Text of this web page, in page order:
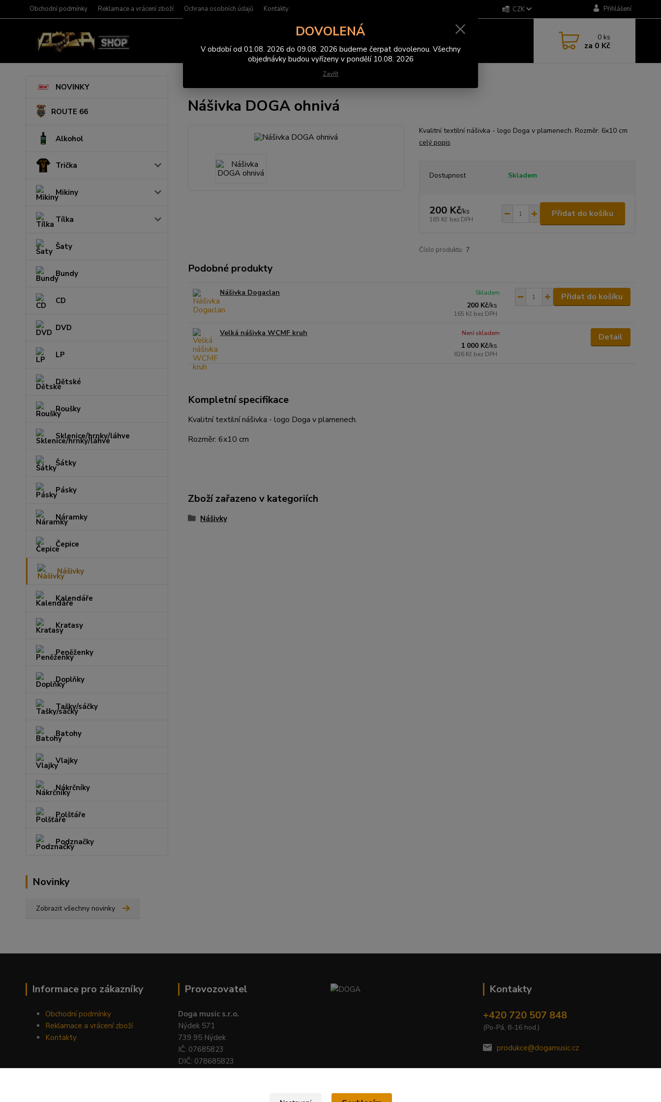
Obchodní podmínky Reklamace a vrácení zboží Ochrana osobních údajů Kontakty CZK Přihlášení
0 ks
za 0 Kč
NOVINKY
ROUTE 66
Alkohol
Trička
Mikiny
Tílka
Šaty
Bundy
CD
DVD
LP
Dětské
Roušky
Sklenice/hrnky/láhve
Šátky
Pásky
Náramky
Čepice
Nášivky
Kalendáře
Kraťasy
Peněženky
Doplňky
Tašky/sáčky
Batohy
Vlajky
Nákrčníky
Polšťáře
Podznačky
Novinky
Zobrazit všechny novinky
Nášivka DOGA ohnivá
Kvalitní textilní nášivka - logo Doga v plamenech. Rozměr: 6x10 cm
celý popis
Dostupnost Skladem
200 Kč/ks
165 Kč bez DPH
Přidat do košíku
Číslo produktu: 7
Podobné produkty
Nášivka Dogaclan
200 Kč/ks
165 Kč bez DPH
Skladem Přidat do košíku
Velká nášivka WCMF kruh
1 000 Kč/ks
826 Kč bez DPH
Není skladem Detail
Kompletní specifikace
Kvalitní textilní nášivka - logo Doga v plamenech.
Rozměr: 6x10 cm
Zboží zařazeno v kategoriích
Nášivky
Informace pro zákazníky
Obchodní podmínky
Reklamace a vrácení zboží
Kontakty
Provozovatel
Doga music s.r.o.
Nýdek 571
739 95 Nýdek
IČ: 07685823
DIČ: 078685823
Kontakty
+420 720 507 848
(Po-Pá, 8-16 hod.)
produkce@dogamusic.cz
DOVOLENÁ
V období od 01.08. 2026 do 09.08. 2026 budeme čerpat dovolenou. Všechny
objednávky budou vyřízeny v pondělí 10.08. 2026
Zavřít